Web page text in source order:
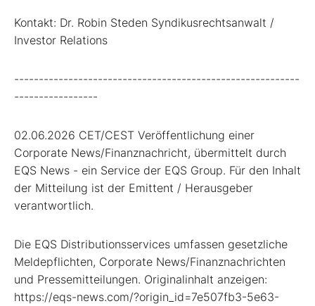
Kontakt: Dr. Robin Steden Syndikusrechtsanwalt /
Investor Relations
----------------------------------------------------------
-----------------
02.06.2026 CET/CEST Veröffentlichung einer
Corporate News/Finanznachricht, übermittelt durch
EQS News - ein Service der EQS Group. Für den Inhalt
der Mitteilung ist der Emittent / Herausgeber
verantwortlich.
Die EQS Distributionsservices umfassen gesetzliche
Meldepflichten, Corporate News/Finanznachrichten
und Pressemitteilungen. Originalinhalt anzeigen:
https://eqs-news.com/?origin_id=7e507fb3-5e63-